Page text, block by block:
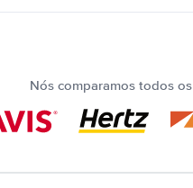
Nós comparamos todos